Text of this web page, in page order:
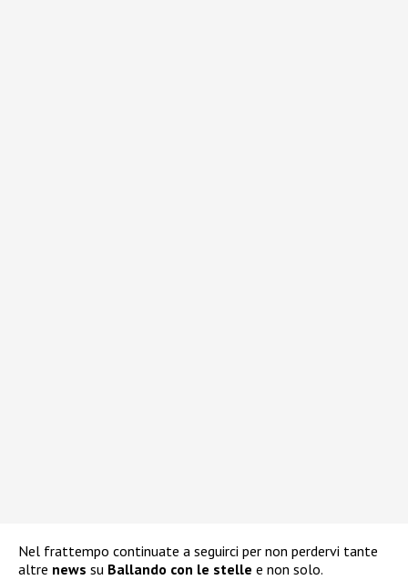
Nel frattempo continuate a seguirci per non perdervi tante
altre news su Ballando con le stelle e non solo.